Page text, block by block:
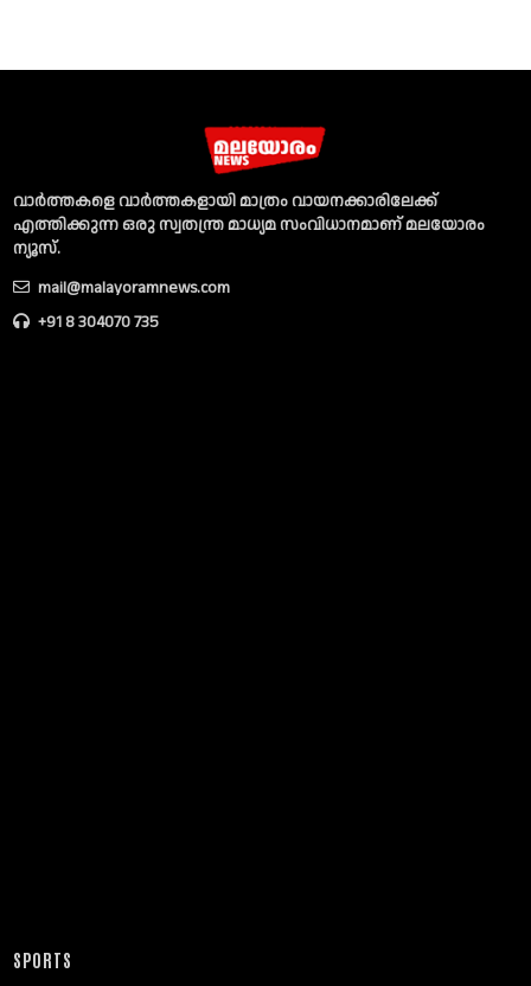
വാര്‍ത്തകളെ വാര്‍ത്തകളായി മാത്രം വായനക്കാരിലേക്ക്
എത്തിക്കുന്ന ഒരു സ്വതന്ത്ര മാധ്യമ സംവിധാനമാണ് മലയോരം
ന്യൂസ്‌.
mail@malayoramnews.com
+91 8 304070 735
SPORTS